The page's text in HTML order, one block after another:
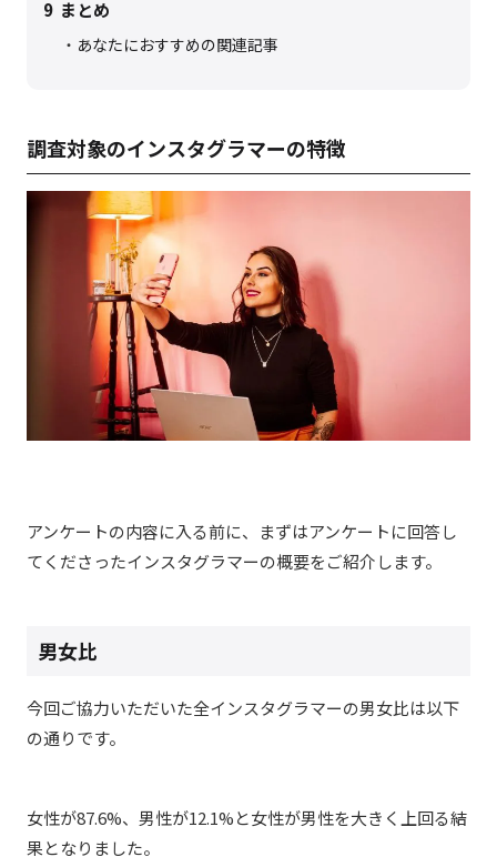
9 まとめ
あなたにおすすめの関連記事
調査対象のインスタグラマーの特徴
アンケートの内容に入る前に、まずはアンケートに回答し
てくださったインスタグラマーの概要をご紹介します。
男女比
今回ご協力いただいた全インスタグラマーの男女比は以下
の通りです。
女性が87.6%、男性が12.1%と女性が男性を大きく上回る結
果となりました。